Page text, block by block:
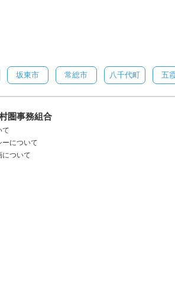
坂東市 常総市 八千代町 五
圏事務組合
て
ーについて
について